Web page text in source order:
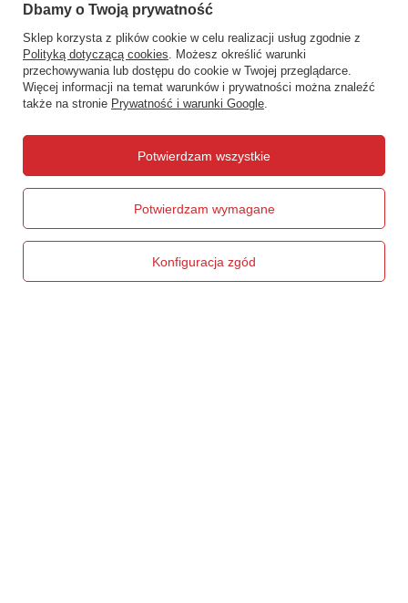
Śledzenie przesyłki
Chcę zwrócić produkt
Chcę wymienić produkt
Dbamy o Twoją prywatność
Sklep korzysta z plików cookie w celu realizacji usług zgodnie z
Polityką dotyczącą cookies. Możesz określić warunki
przechowywania lub dostępu do cookie w Twojej przeglądarce.
Więcej informacji na temat warunków i prywatności można znaleźć
także na stronie Prywatność i warunki Google.
Potwierdzam wymagane
Konfiguracja zgód
Potwierdzam wszystkie